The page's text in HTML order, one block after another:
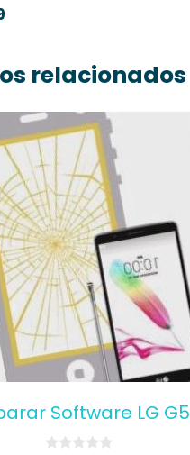
relacionados
Software LG G5